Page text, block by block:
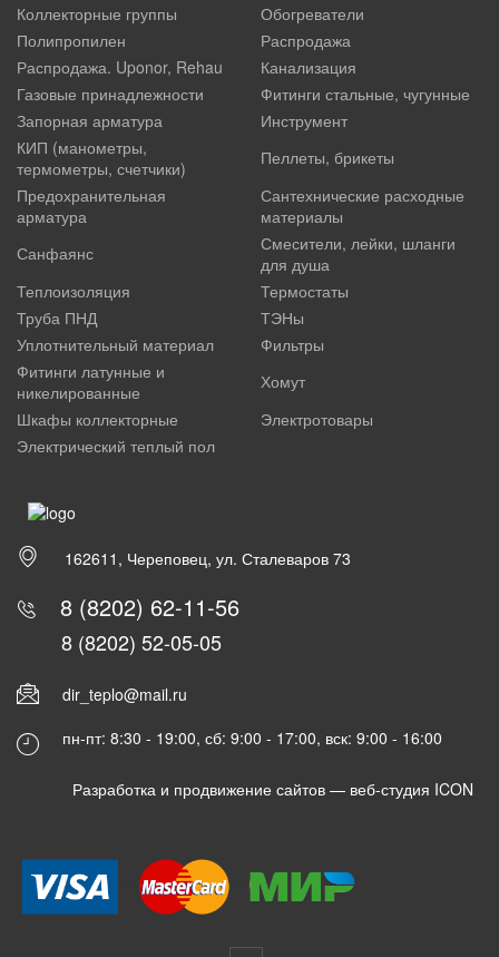
Коллекторные группы
Обогреватели
Полипропилен
Распродажа
Распродажа. Uponor, Rehau
Канализация
Газовые принадлежности
Фитинги стальные, чугунные
Запорная арматура
Инструмент
КИП (манометры,
термометры, счетчики)
Пеллеты, брикеты
Предохранительная
арматура
Сантехнические расходные
материалы
Санфаянс
Смесители, лейки, шланги
для душа
Теплоизоляция
Термостаты
Труба ПНД
ТЭНы
Уплотнительный материал
Фильтры
Фитинги латунные и
никелированные
Хомут
Шкафы коллекторные
Электротовары
Электрический теплый пол
162611, Череповец, ул. Сталеваров 73
8 (8202) 62-11-56
8 (8202) 52-05-05
dir_teplo@mail.ru
пн-пт: 8:30 - 19:00, сб: 9:00 - 17:00, вск: 9:00 - 16:00
Разработка и продвижение сайтов — веб-студия ICON